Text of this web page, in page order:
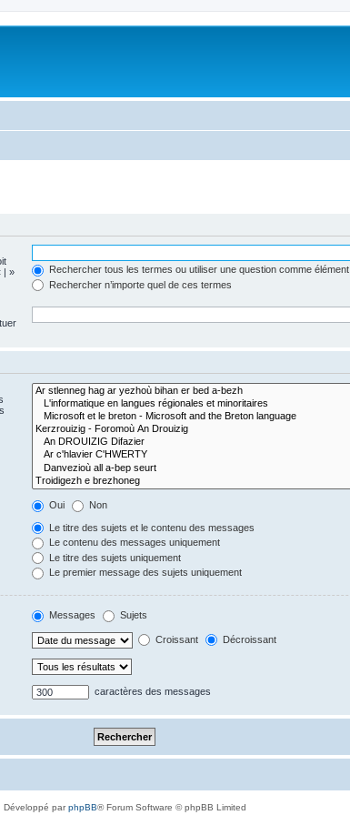
| »
Rechercher tous les termes ou utiliser une question comme élément
Rechercher n’importe quel de ces termes
Oui Non
Le titre des sujets et le contenu des messages
Le contenu des messages uniquement
Le titre des sujets uniquement
Le premier message des sujets uniquement
Messages Sujets
Croissant Décroissant
caractères des messages
Développé parphpBB® Forum Software © phpBB Limited